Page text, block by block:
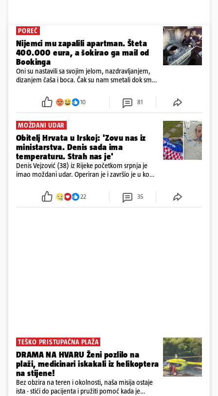
POREČ
Nijemci mu zapalili apartman. Šteta
400.000 eura, a šokirao ga mail od
Bookinga
Oni su nastavili sa svojim jelom, nazdravljanjem,
dizanjem čaša i boca. Čak su nam smetali dok smo
požar, rekao je vlasnik
10 81
MOŽDANI UDAR
Obitelj Hrvata u Irskoj: 'Zovu nas iz
ministarstva. Denis sada ima
temperaturu. Strah nas je'
Denis Vejzović (38) iz Rijeke početkom srpnja je
imao moždani udar. Operiran je i završio je u komi.
tamošnji liječnici ne vjeruju u oporavak: 'Imamo
22 35
TEŠKO PRISTUPAČNA PLAŽA
DRAMA NA HVARU Ženi pozlilo na
plaži, medicinari iskakali iz helikoptera
na stijene!
Bez obzira na teren i okolnosti, naša misija ostaje
ista - stići do pacijenta i pružiti pomoć kada je